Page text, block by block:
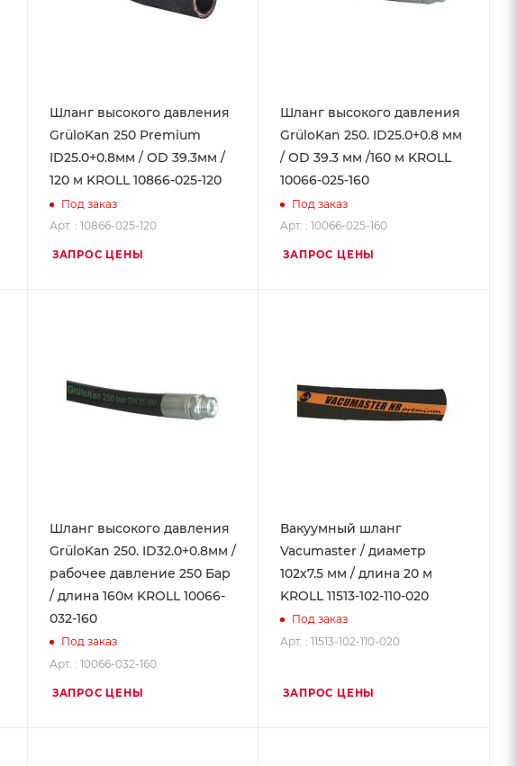
Шланг высокого давления
GrüloKan 250 Premium
ID25.0+0.8мм / OD 39.3мм /
120 м KROLL 10866-025-120
Под заказ
Арт. : 10866-025-120
ЗАПРОС ЦЕНЫ
Шланг высокого давления
GrüloKan 250. ID25.0+0.8 мм
/ OD 39.3 мм /160 м KROLL
10066-025-160
Под заказ
Арт. : 10066-025-160
ЗАПРОС ЦЕНЫ
Шланг высокого давления
GrüloKan 250. ID32.0+0.8мм /
рабочее давление 250 Бар
/ длина 160м KROLL 10066-
032-160
Под заказ
Арт. : 10066-032-160
ЗАПРОС ЦЕНЫ
Вакуумный шланг
Vacumaster / диаметр
102х7.5 мм / длина 20 м
KROLL 11513-102-110-020
Под заказ
Арт. : 11513-102-110-020
ЗАПРОС ЦЕНЫ